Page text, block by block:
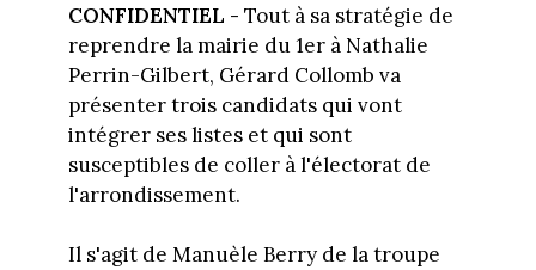
CONFIDENTIEL - Tout à sa stratégie de
reprendre la mairie du 1er à Nathalie
Perrin-Gilbert, Gérard Collomb va
présenter trois candidats qui vont
intégrer ses listes et qui sont
susceptibles de coller à l'électorat de
l'arrondissement.
Il s'agit de Manuèle Berry de la troupe